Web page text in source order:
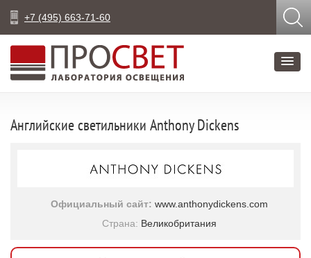
+7 (495) 663-71-60
Английские светильники Anthony Dickens
Официальный сайт: www.anthonydickens.com
Страна: Великобритания